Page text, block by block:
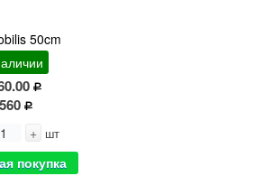
50cm
+ шт
покупка